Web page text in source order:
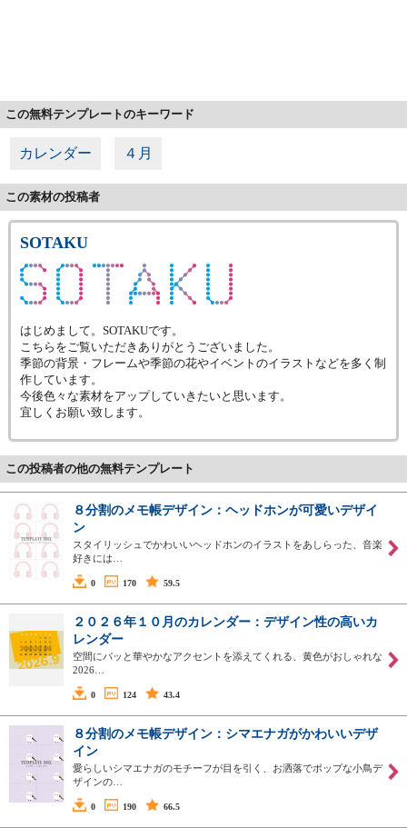
この無料テンプレートのキーワード
カレンダー ４月
この素材の投稿者
SOTAKU
はじめまして。SOTAKUです。
こちらをご覧いただきありがとうございました。
季節の背景・フレームや季節の花やイベントのイラストなどを多く制
作しています。
今後色々な素材をアップしていきたいと思います。
宜しくお願い致します。
この投稿者の他の無料テンプレート
８分割のメモ帳デザイン：ヘッドホンが可愛いデザイ
ン
スタイリッシュでかわいいヘッドホンのイラストをあしらった、音楽
好きには…
0 170 59.5
２０２６年１０月のカレンダー：デザイン性の高いカ
レンダー
空間にパッと華やかなアクセントを添えてくれる、黄色がおしゃれな
2026…
0 124 43.4
８分割のメモ帳デザイン：シマエナガがかわいいデザ
イン
愛らしいシマエナガのモチーフが目を引く、お洒落でポップな小鳥デ
ザインの…
0 190 66.5